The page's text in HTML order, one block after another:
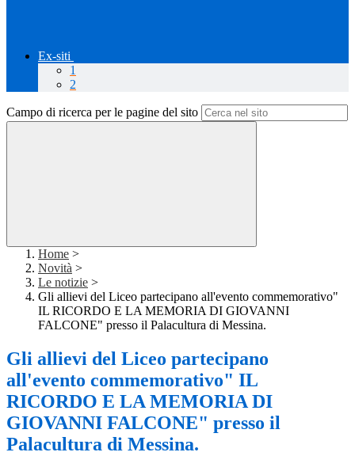
Ex-siti
1
2
Campo di ricerca per le pagine del sito
Home >
Novità >
Le notizie >
Gli allievi del Liceo partecipano all'evento commemorativo"
IL RICORDO E LA MEMORIA DI GIOVANNI
FALCONE" presso il Palacultura di Messina.
Gli allievi del Liceo partecipano
all'evento commemorativo" IL
RICORDO E LA MEMORIA DI
GIOVANNI FALCONE" presso il
Palacultura di Messina.